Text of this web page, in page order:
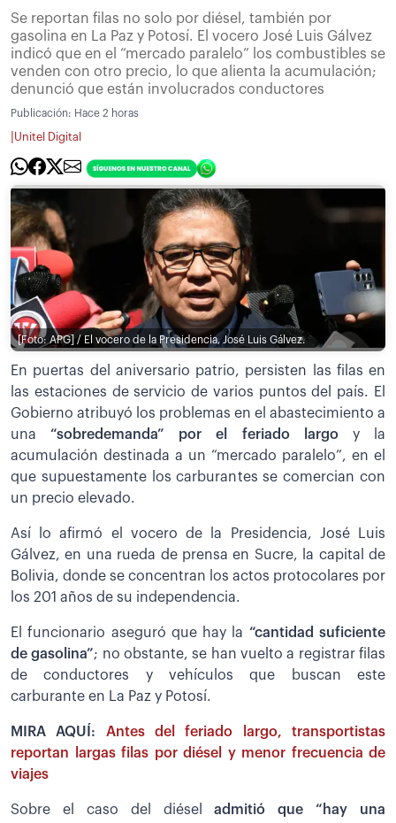
Se reportan filas no solo por diésel, también por
gasolina en La Paz y Potosí. El vocero José Luis Gálvez
indicó que en el “mercado paralelo” los combustibles se
venden con otro precio, lo que alienta la acumulación;
denunció que están involucrados conductores
Publicación: Hace 2 horas
Unitel Digital
[Foto: APG] / El vocero de la Presidencia, José Luis Gálvez.
En puertas del aniversario patrio, persisten las filas en
las estaciones de servicio de varios puntos del país. El
Gobierno atribuyó los problemas en el abastecimiento a
una“sobredemanda” por el feriado largo y la
acumulación destinada a un “mercado paralelo”, en el
que supuestamente los carburantes se comercian con
un precio elevado.
Así lo afirmó el vocero de la Presidencia, José Luis
Gálvez, en una rueda de prensa en Sucre, la capital de
Bolivia, donde se concentran los actos protocolares por
los 201 años de su independencia.
El funcionario aseguró que hay la “cantidad suficiente
de gasolina”; no obstante, se han vuelto a registrar filas
de conductores y vehículos que buscan este
carburante en La Paz y Potosí.
MIRA AQUÍ: Antes del feriado largo, transportistas
reportan largas filas por diésel y menor frecuencia de
viajes
Sobre el caso del diéseladmitió que “hay una